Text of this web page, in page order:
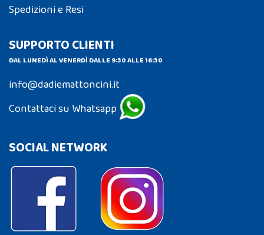
Spedizioni e Resi
SUPPORTO CLIENTI
DAL LUNEDÌ AL VENERDÌ DALLE 9:30 ALLE 16:30
info@dadiemattoncini.it
Contattaci su Whatsapp
SOCIAL NETWORK